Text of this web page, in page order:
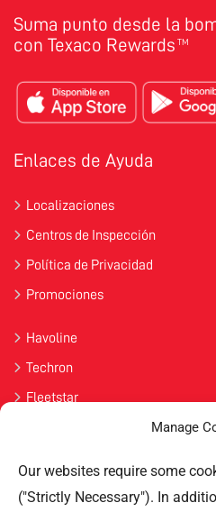
Manage
Our websites require some
("Strictly Necessary"). In
Suma punto desde la
con Texaco Rewards TM
Enlaces de Ayuda
Localizaciones
Centros de Inspección
Política de Privacidad
Promociones
Havoline
Techron
Fleetstar
Contáctenos